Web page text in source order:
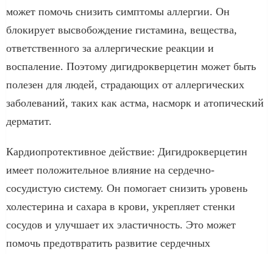
может помочь снизить симптомы аллергии. Он
блокирует высвобождение гистамина, вещества,
ответственного за аллергические реакции и
воспаление. Поэтому дигидрокверцетин может быть
полезен для людей, страдающих от аллергических
заболеваний, таких как астма, насморк и атопический
дерматит.
Кардиопротективное действие: Дигидрокверцетин
имеет положительное влияние на сердечно-
сосудистую систему. Он помогает снизить уровень
холестерина и сахара в крови, укрепляет стенки
сосудов и улучшает их эластичность. Это может
помочь предотвратить развитие сердечных